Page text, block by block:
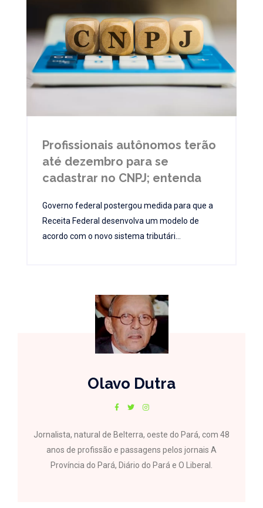
Profissionais autônomos terão
até dezembro para se
cadastrar no CNPJ; entenda
Governo federal postergou medida para que a
Receita Federal desenvolva um modelo de
acordo com o novo sistema tributári...
Olavo Dutra
Jornalista, natural de Belterra, oeste do Pará, com 48
anos de profissão e passagens pelos jornais A
Província do Pará, Diário do Pará e O Liberal.